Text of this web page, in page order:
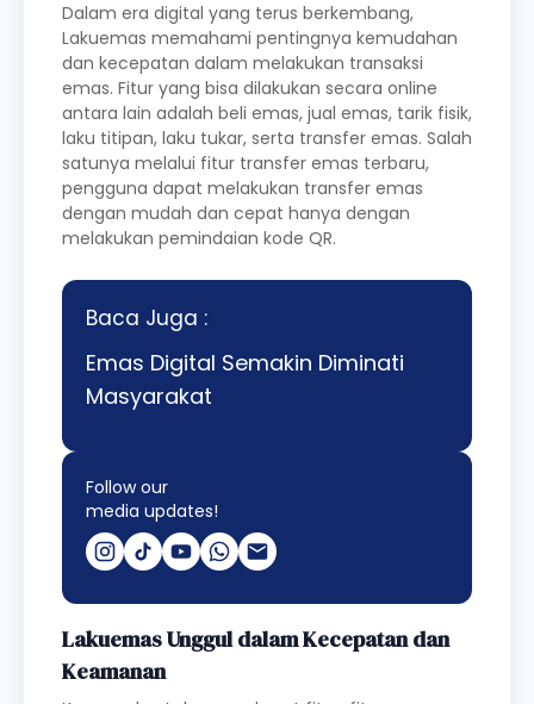
Dalam era digital yang terus berkembang,
Lakuemas memahami pentingnya kemudahan
dan kecepatan dalam melakukan transaksi
emas. Fitur yang bisa dilakukan secara online
antara lain adalah beli emas, jual emas, tarik fisik,
laku titipan, laku tukar, serta transfer emas. Salah
satunya melalui fitur transfer emas terbaru,
pengguna dapat melakukan transfer emas
dengan mudah dan cepat hanya dengan
melakukan pemindaian kode QR.
Baca Juga :
Emas Digital Semakin Diminati
Masyarakat
Follow our
media updates!
Lakuemas Unggul dalam Kecepatan dan
Keamanan